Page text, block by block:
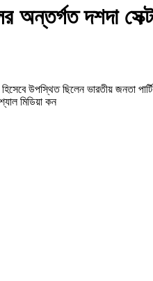
দশদা
উপস্থিত ছিলেন ভারতীয় জনতা
মিডিয়া কন